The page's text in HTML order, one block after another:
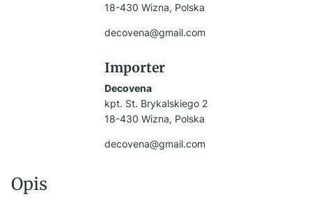
18-430 Wizna, Polska
decovena@gmail.com
Importer
Decovena
kpt. St. Brykalskiego 2
18-430 Wizna, Polska
decovena@gmail.com
Opis